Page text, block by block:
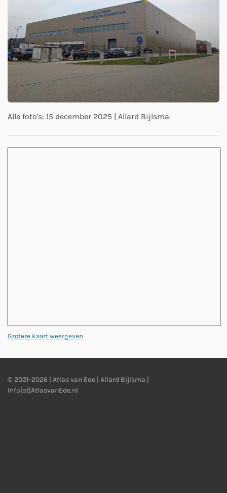
Alle foto's: 15 december 2025 | Allard Bijlsma.
Grotere kaart weergeven
© 2021-2026 | Atlas van Ede | Allard Bijlsma |
Info[at]AtlasvanEde.nl